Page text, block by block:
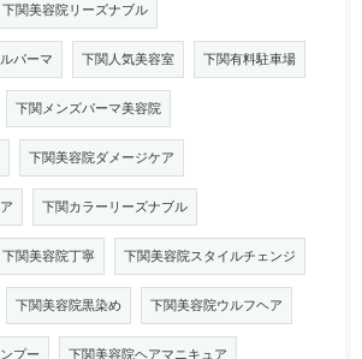
下関美容院リーズナブル
パーマ 下関人気美容室 下関有料駐車場
下関メンズパーマ美容院
下関美容院ダメージケア
下関カラーリーズナブル
下関美容院丁寧 下関美容院スタイルチェンジ
下関美容院黒染め 下関美容院ウルフヘア
プー 下関美容院ヘアマニキュア